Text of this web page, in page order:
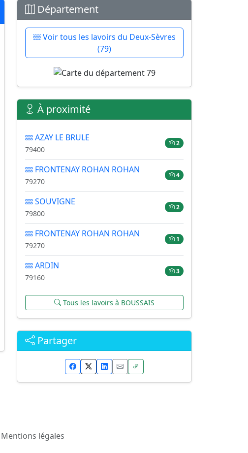
Département
Voir tous les lavoirs du Deux-Sèvres
(79)
À proximité
AZAY LE BRULE
79400
2
FRONTENAY ROHAN ROHAN
79270
4
SOUVIGNE
79800
2
FRONTENAY ROHAN ROHAN
79270
1
ARDIN
79160
3
Tous les lavoirs à BOUSSAIS
Partager
Mentions légales